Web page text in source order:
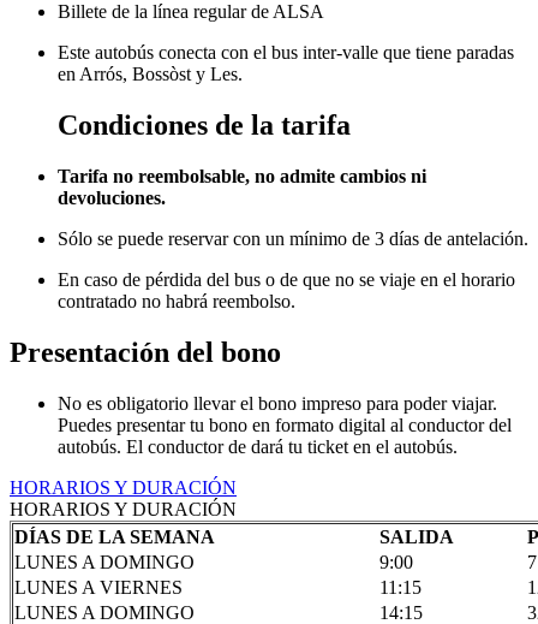
Billete de la línea regular de ALSA
Este autobús conecta con el bus inter-valle que tiene paradas
en Arrós, Bossòst y Les.
Condiciones de la tarifa
Tarifa no reembolsable, no admite cambios ni
devoluciones.
Sólo se puede reservar con un mínimo de 3 días de antelación.
En caso de pérdida del bus o de que no se viaje en el horario
contratado no habrá reembolso.
Presentación del bono
No es obligatorio llevar el bono impreso para poder viajar.
Puedes presentar tu bono en formato digital al conductor del
autobús. El conductor de dará tu ticket en el autobús.
HORARIOS Y DURACIÓN
HORARIOS Y DURACIÓN
DÍAS DE LA SEMANA
SALIDA
LUNES A DOMINGO
9:00
7
LUNES A VIERNES
11:15
LUNES A DOMINGO
14:15